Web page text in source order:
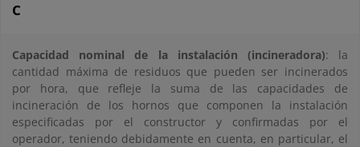
C
Capacidad nominal de la instalación (incineradora): la
cantidad máxima de residuos que pueden ser incinerados
por hora, que refleje la suma de las capacidades de
incineración de los hornos que componen la instalación
especificadas por el constructor y confirmadas por el
operador, teniendo debidamente en cuenta, en particular, el